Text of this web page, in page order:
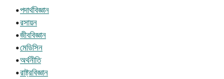
•পদার্থবিজ্ঞান
•রসায়ন
•জীববিজ্ঞান
•মেডিসিন
•অর্থনীতি
•রাষ্ট্রবিজ্ঞান